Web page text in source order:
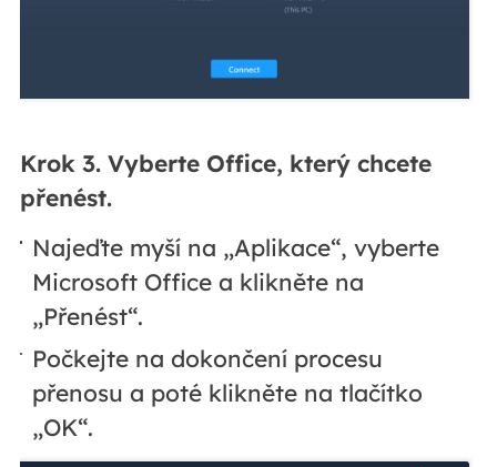
Krok 3. Vyberte Office, který chcete
přenést.
Najeďte myší na „Aplikace“, vyberte
Microsoft Office a klikněte na
„Přenést“.
Počkejte na dokončení procesu
přenosu a poté klikněte na tlačítko
„OK“.